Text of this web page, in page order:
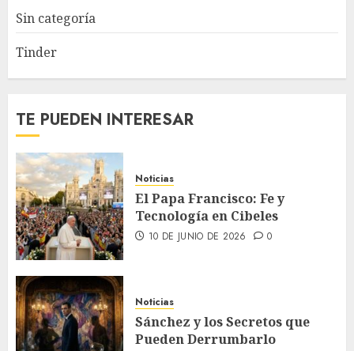
Sin categoría
Tinder
TE PUEDEN INTERESAR
Noticias
El Papa Francisco: Fe y
Tecnología en Cibeles
10 DE JUNIO DE 2026 0
Noticias
Sánchez y los Secretos que
Pueden Derrumbarlo